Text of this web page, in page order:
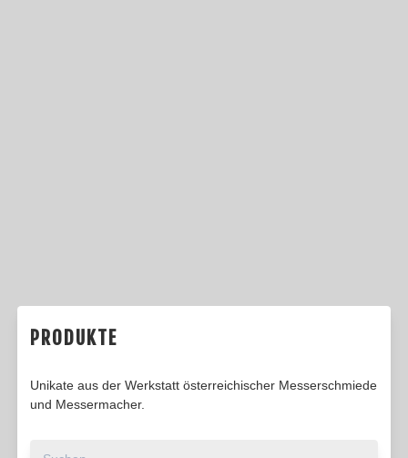
PRODUKTE
Unikate aus der Werkstatt österreichischer Messerschmiede
und Messermacher.